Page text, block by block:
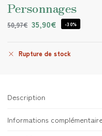
Personnages
50,97€ 35,90€ -30%
Rupture de stock
Description
Informations